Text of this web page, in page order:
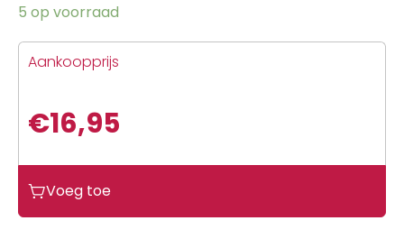
5 op voorraad
Aankoopprijs
€16,95
Voeg toe